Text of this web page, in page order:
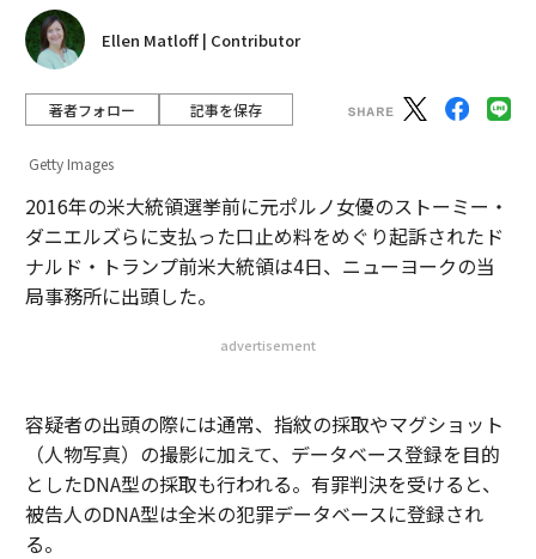
Ellen Matloff | Contributor
著者フォロー 記事を保存
Getty Images
2016年の米大統領選挙前に元ポルノ女優のストーミー・
ダニエルズらに支払った口止め料をめぐり起訴されたド
ナルド・トランプ前米大統領は4日、ニューヨークの当
局事務所に出頭した。
advertisement
容疑者の出頭の際には通常、指紋の採取やマグショット
（人物写真）の撮影に加えて、データベース登録を目的
としたDNA型の採取も行われる。有罪判決を受けると、
被告人のDNA型は全米の犯罪データベースに登録され
る。